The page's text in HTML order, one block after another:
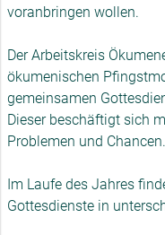
voranbringen wollen.
Der Arbeitskreis
ökumenischen
gemeinsamen
Dieser beschäftigt sich
Problemen und Chancen.
Im Laufe des Jahres
Gottesdienste in